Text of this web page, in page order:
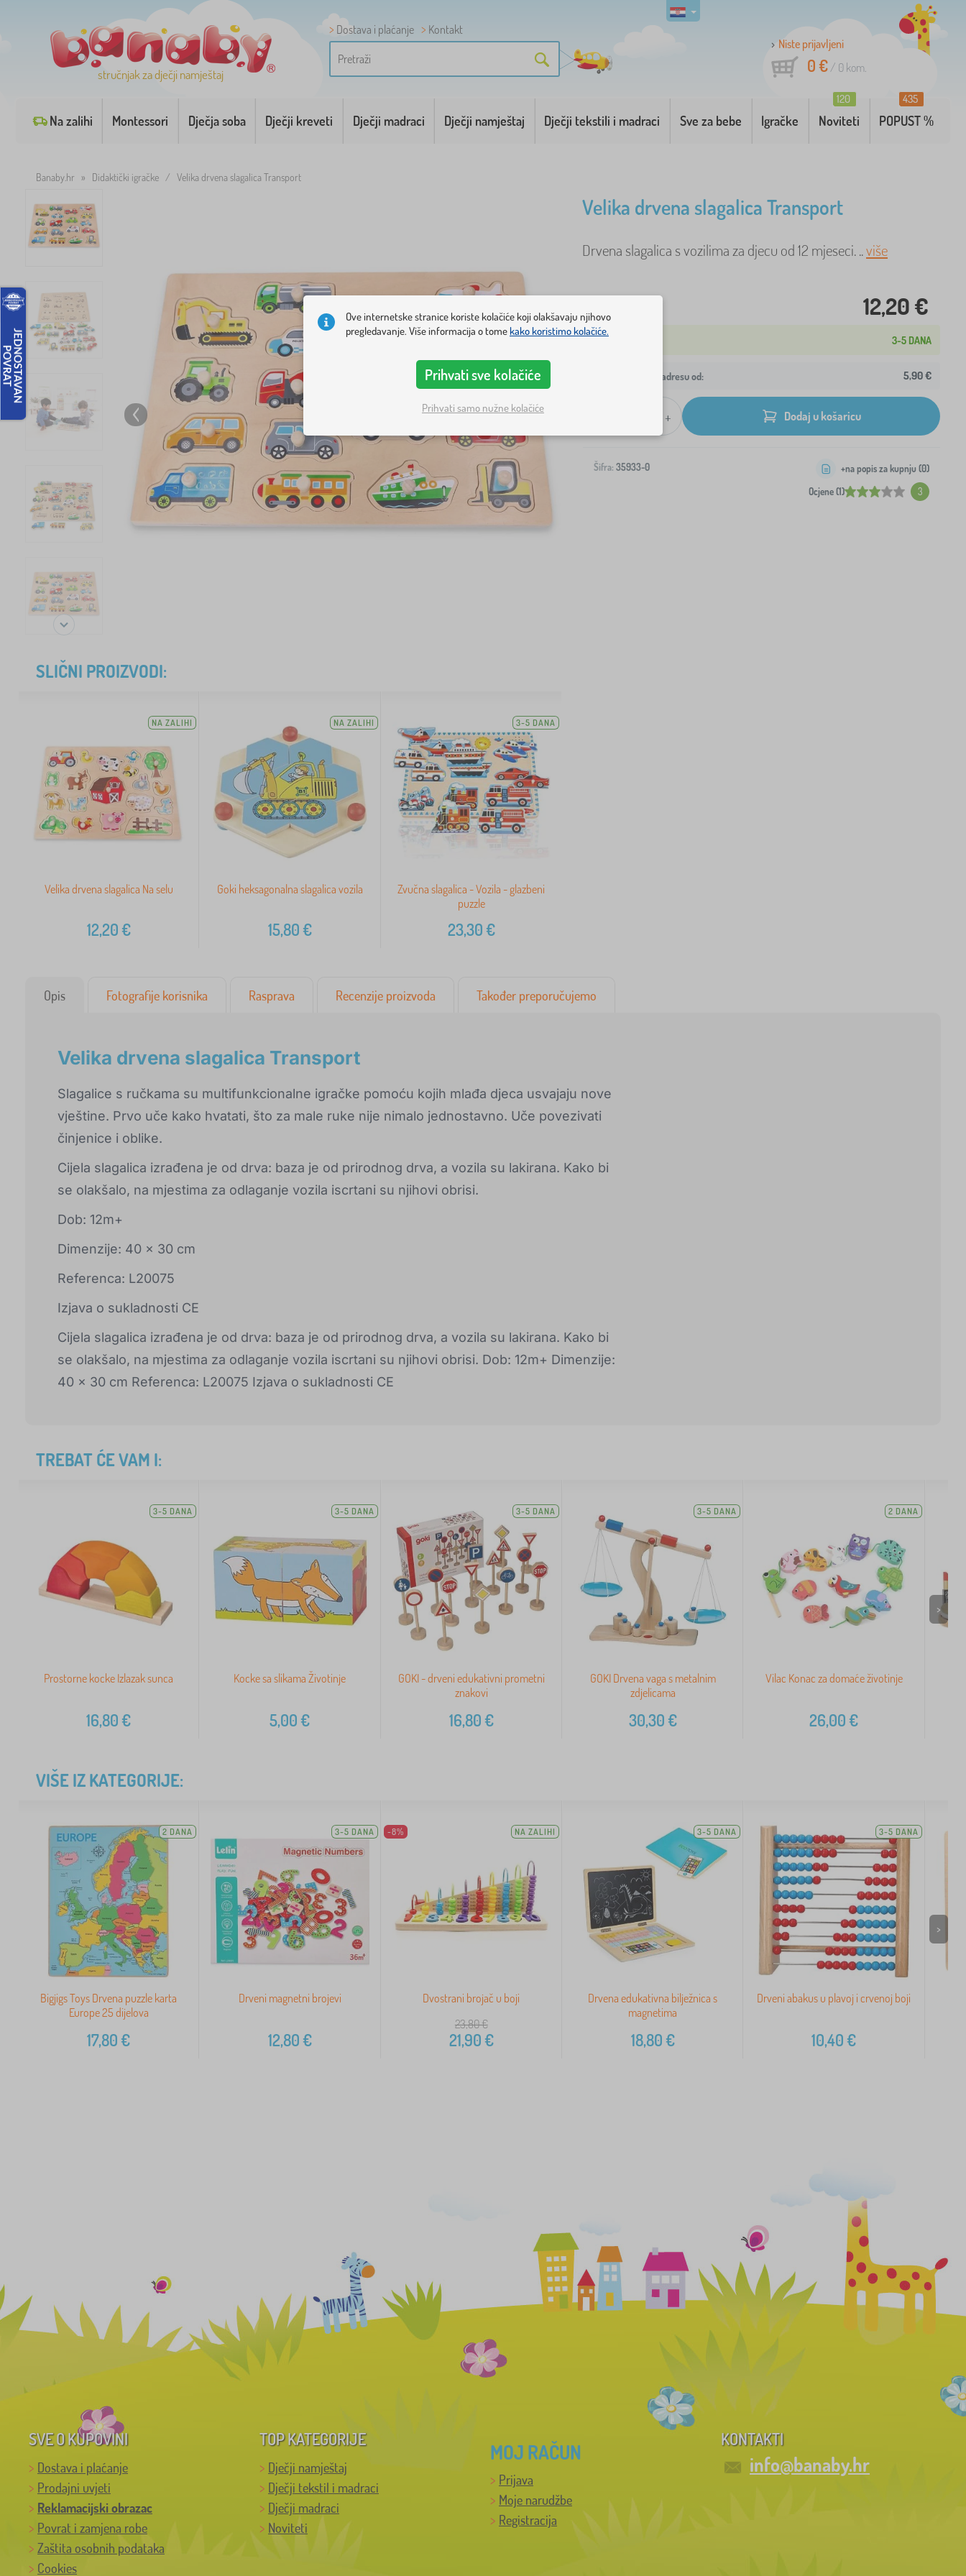
stručnjak za dječji namještaj
Dostava i plaćanje
Kontakt
Niste prijavljeni
0 €/ 0 kom.
Na zalihi Montessori Dječja soba Dječji kreveti Dječji madraci Dječji namještaj Dječji tekstili i madraci Sve za bebe Igračke Noviteti
120
POPUST %
435
Banaby.hr » Didaktički igračke / Velika drvena slagalica Transport
Velika drvena slagalica Transport
Drvena slagalica s vozilima za djecu od 12 mjeseci. ..više
12,20 €
3-5 DANA
Dostava na vašu adresu od: 5,90 €
+ Dodaj u košaricu
Šifra: 35933-0
Ocjene (1) 3
+na popis za kupnju (0)
SLIČNI PROIZVODI:
NA ZALIHI
Velika drvena slagalica Na selu
12,20€
NA ZALIHI
Goki heksagonalna slagalica vozila
15,80€
3-5 DANA
Zvučna slagalica - Vozila - glazbeni
puzzle
23,30€
Opis Fotografije korisnika Rasprava Recenzije proizvoda Također preporučujemo
Velika drvena slagalica Transport
Slagalice s ručkama su multifunkcionalne igračke pomoću kojih mlađa djeca usvajaju nove
vještine. Prvo uče kako hvatati, što za male ruke nije nimalo jednostavno. Uče povezivati
činjenice i oblike.
Cijela slagalica izrađena je od drva: baza je od prirodnog drva, a vozila su lakirana. Kako bi
se olakšalo, na mjestima za odlaganje vozila iscrtani su njihovi obrisi.
Dob: 12m+
Dimenzije: 40 x 30 cm
Referenca: L20075
Izjava o sukladnosti CE
Cijela slagalica izrađena je od drva: baza je od prirodnog drva, a vozila su lakirana. Kako bi
se olakšalo, na mjestima za odlaganje vozila iscrtani su njihovi obrisi. Dob: 12m+ Dimenzije:
40 x 30 cm Referenca: L20075 Izjava o sukladnosti CE
TREBAT ĆE VAM I:
3-5 DANA
Prostorne kocke Izlazak sunca
16,80€
3-5 DANA
Kocke sa slikama Životinje
5,00€
3-5 DANA
GOKI - drveni edukativni prometni
znakovi
16,80€
3-5 DANA
GOKI Drvena vaga s metalnim
zdjelicama
30,30€
2 DANA
Vilac Konac za domaće životinje
26,00€
>
VIŠE IZ KATEGORIJE:
2 DANA
Bigjigs Toys Drvena puzzle karta
Europe 25 dijelova
17,80€
3-5 DANA
Drveni magnetni brojevi
12,80€
-8% NA ZALIHI
Dvostrani brojač u boji
23,80€
21,90€
3-5 DANA
Drvena edukativna bilježnica s
magnetima
18,80€
3-5 DANA
Drveni abakus u plavoj i crvenoj boji
10,40€
>
SVE O KUPOVINI
Dostava i plaćanje
Prodajni uvjeti
Reklamacijski obrazac
Povrat i zamjena robe
Zaštita osobnih podataka
Cookies
TOP KATEGORIJE
Dječji namještaj
Dječji tekstil i madraci
Dječji madraci
Noviteti
MOJ RAČUN
Prijava
Moje narudžbe
Registracija
KONTAKTI
info@banaby.hr
Ove internetske stranice koriste kolačiće koji olakšavaju njihovo
pregledavanje. Više informacija o tomekako koristimo kolačiće.
Prihvati sve kolačiće
Prihvati samo nužne kolačiće